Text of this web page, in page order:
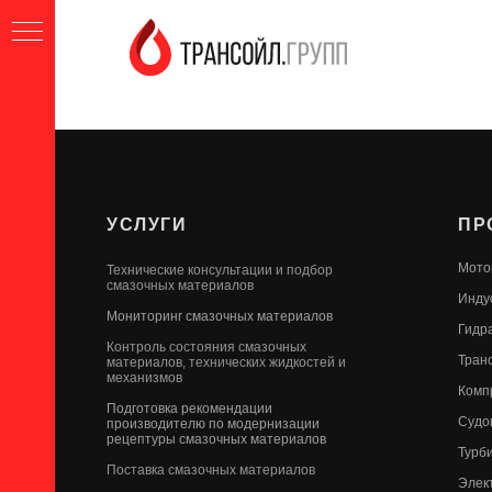
УСЛУГИ
Технические консультации и подбор
смазочных материалов
Мониторинг смазочных материалов
Контроль состояния смазочных
материалов, технических жидкостей и
механизмов
Подготовка рекомендации
производителю по модернизации
рецептуры смазочных материалов
Поставка смазочных материалов